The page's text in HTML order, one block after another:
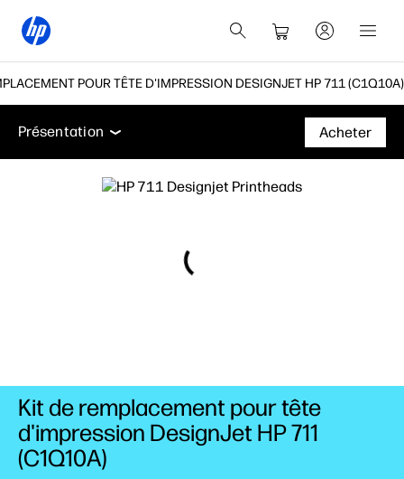
POUR TÊTE D'IMPRESSION DESIGNJET HP 711 (C1Q10A)
Présentation
Assistance
Présentation
Présentation
Acheter
Kit de remplacement pour tête
d'impression DesignJet HP 711
(C1Q10A)